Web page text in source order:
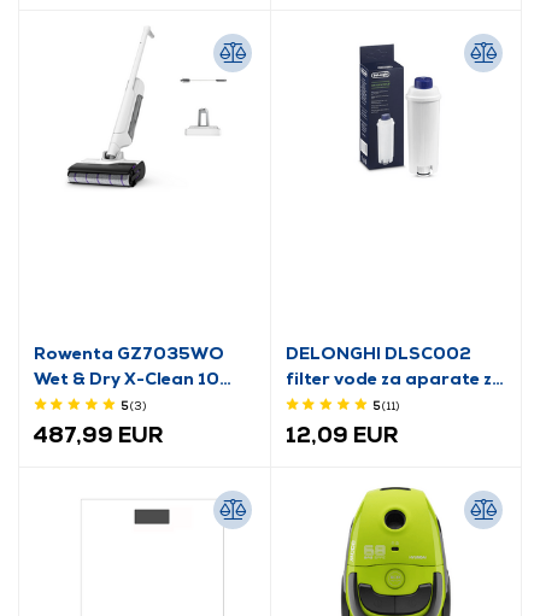
Rowenta GZ7035WO
Wet & Dry X-Clean 10
uspravni usisavač
5(3)
487,99 EUR
DELONGHI DLSC002
filter vode za aparate za
kavu
5(11)
12,09 EUR